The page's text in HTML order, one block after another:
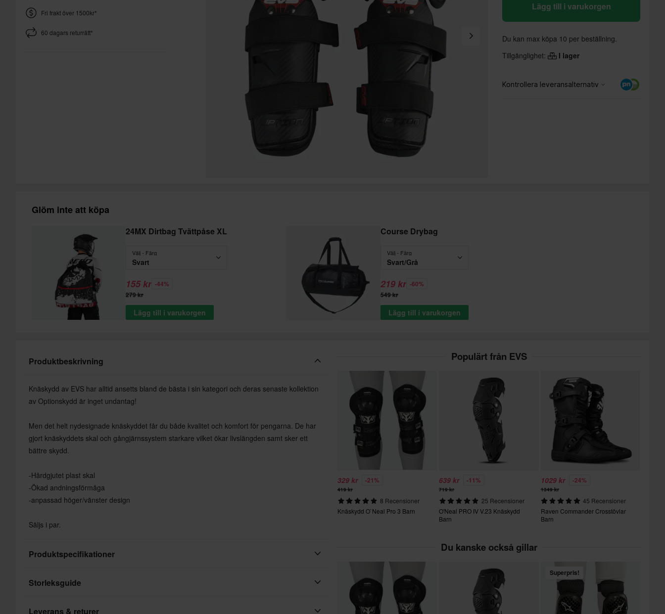
Fri frakt över 1500kr*
60 dagars returrätt*
Lägg till i varukorgen
Du kan max köpa 10 per beställning.
Tillgänglighet:
I lager
Glöm inte att köpa
24MX Dirtbag Tvättpåse XL
Välj - Färg
Svart
155 kr -44%
279 kr
Lägg till i varukorgen
Course Drybag
Välj - Färg
Svart/Grå
219 kr -60%
549 kr
Lägg till i varukorgen
Produktbeskrivning
Knäskydd av EVS har alltid ansetts bland de bästa i sin kategori och deras senaste kollektion
av Optionskydd är inget undantag!
Men det helt nydesignade knäskyddet får du både kvalitet och komfort för pengarna. De har
gjort knäskyddets skal och gångjärnssystem starkare vilket ökar livslängden samt sker ett
bättre skydd.
-Hårdgjutet plast skal
-Ökad andningsförmåga
-anpassad höger/vänster design
Säljs i par.
Produktspecifikationer
Varumärke
Färg Svart
Storleksguide
Leverans & returer
Populärt från EVS
329 kr -21%
419 kr
8 Recensioner
Knäskydd O`Neal Pro 3 Barn
639 kr -11%
719 kr
25 Recensioner
O'Neal PRO IV V.23 Knäskydd
Barn
1029 kr -24%
1349 kr
45 Recensioner
Raven Commander Crosstövlar
Barn
Du kanske också gillar
Superpris!